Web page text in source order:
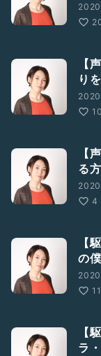
【
り
10
【
る
4
【
の
11
【
ラ